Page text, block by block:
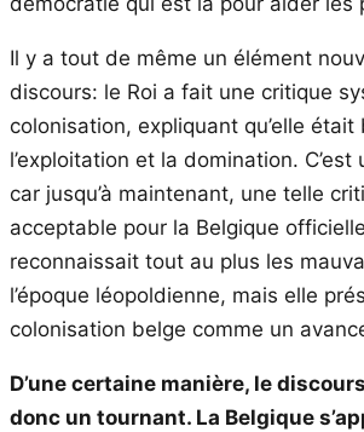
Il y a tout de même un élément
discours: le Roi a fait une critique
colonisation, expliquant qu’elle était
l’exploitation et la domination.
car jusqu’à maintenant, une telle
acceptable pour la Belgique
reconnaissait tout au plus les
l’époque léopoldienne, mais elle
colonisation belge comme un
D’une certaine manière, le
donc un tournant. La Belgique